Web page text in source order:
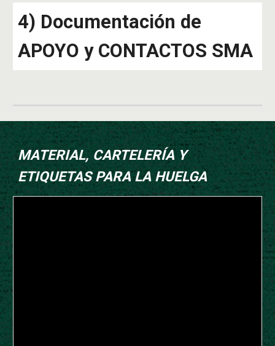
4) Documentación de
APOYO y CONTACTOS SMA
MATERIAL, CARTELERÍA Y
ETIQUETAS PARA LA HUELGA